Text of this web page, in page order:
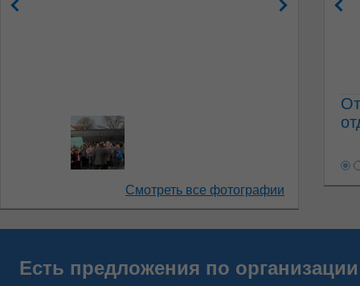
Смотреть все фотографии
Есть предложения по организации